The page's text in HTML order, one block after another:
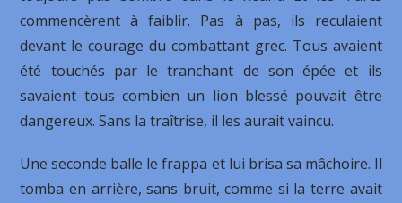
commencèrent à faiblir. Pas à pas, ils reculaient
devant le courage du combattant grec. Tous avaient
été touchés par le tranchant de son épée et ils
savaient tous combien un lion blessé pouvait être
dangereux. Sans la traîtrise, il les aurait vaincu.
Une seconde balle le frappa et lui brisa sa mâchoire. Il
tomba en arrière, sans bruit, comme si la terre avait